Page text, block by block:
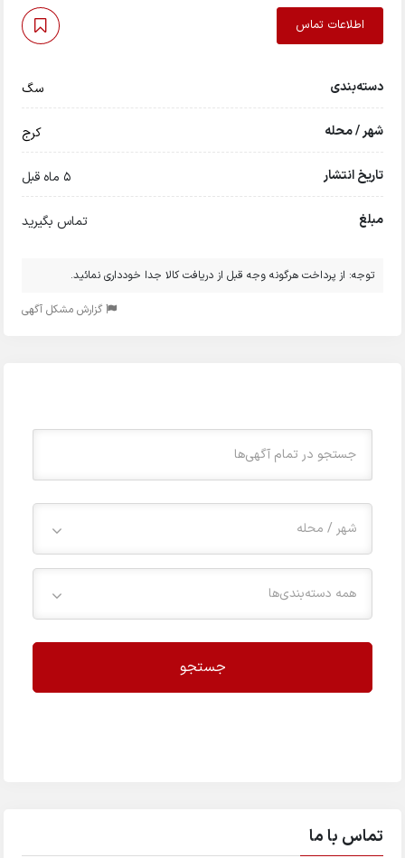
اطلاعات تماس
دسته‌بندی سگ
شهر / محله کرج
تاریخ انتشار 5 ماه قبل
مبلغ تماس بگیرید
توجه: از پرداخت هرگونه وجه قبل از دریافت کالا جدا خودداری نمائید.
گزارش مشکل آگهی
شهر / محله
همه دسته‌بندی‌ها
جستجو
تماس با ما